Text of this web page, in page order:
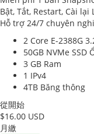
Bật, Tắt, Restart, Cài
Hỗ trợ 24/7 chuyên
2 Core E-2388G
50GB NVMe SSD
3 GB Ram
1 IPv4
4TB Băng thông
從開始
$16.00 USD
月繳